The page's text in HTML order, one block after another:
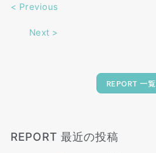
< Previous
Next >
REPORT 一覧
REPORT 最近の投稿